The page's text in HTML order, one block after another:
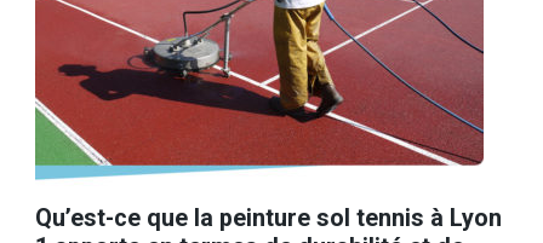
Qu’est-ce que la peinture sol tennis à Lyon